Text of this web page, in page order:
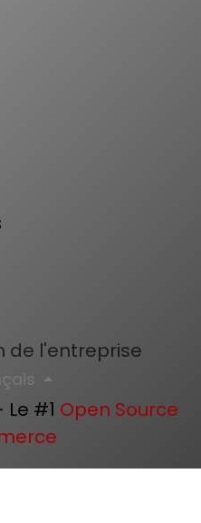
de l'entreprise
Le #1 Open Source